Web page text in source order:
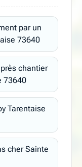
par un
73640
chantier
73640
Tarentaise
cher Sainte